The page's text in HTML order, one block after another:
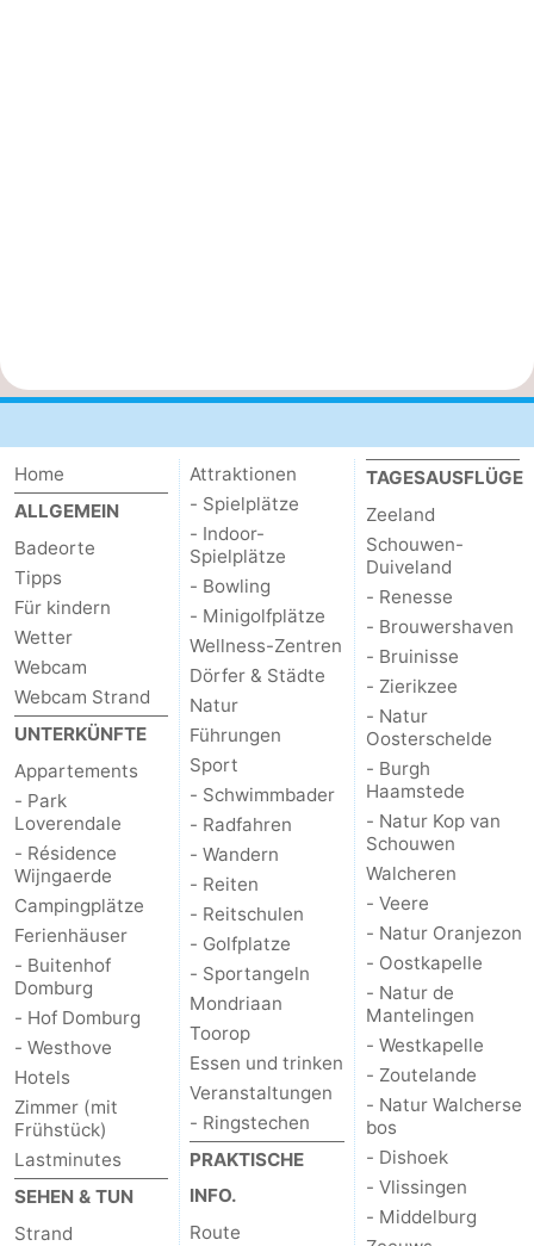
Home
ALLGEMEIN
Badeorte
Tipps
Für kindern
Wetter
Webcam
Webcam Strand
UNTERKÜNFTE
Appartements
- Park
Loverendale
- Résidence
Wijngaerde
Campingplätze
Ferienhäuser
- Buitenhof
Domburg
- Hof Domburg
- Westhove
Hotels
Zimmer (mit
Frühstück)
Lastminutes
SEHEN & TUN
Strand
Attraktionen
- Spielplätze
- Indoor-
Spielplätze
- Bowling
- Minigolfplätze
Wellness-Zentren
Dörfer & Städte
Natur
Führungen
Sport
- Schwimmbader
- Radfahren
- Wandern
- Reiten
- Reitschulen
- Golfplatze
- Sportangeln
Mondriaan
Toorop
Essen und trinken
Veranstaltungen
- Ringstechen
PRAKTISCHE
INFO.
Route
TAGESAUSFLÜGE
Zeeland
Schouwen-
Duiveland
- Renesse
- Brouwershaven
- Bruinisse
- Zierikzee
- Natur
Oosterschelde
- Burgh
Haamstede
- Natur Kop van
Schouwen
Walcheren
- Veere
- Natur Oranjezon
- Oostkapelle
- Natur de
Mantelingen
- Westkapelle
- Zoutelande
- Natur Walcherse
bos
- Dishoek
- Vlissingen
- Middelburg